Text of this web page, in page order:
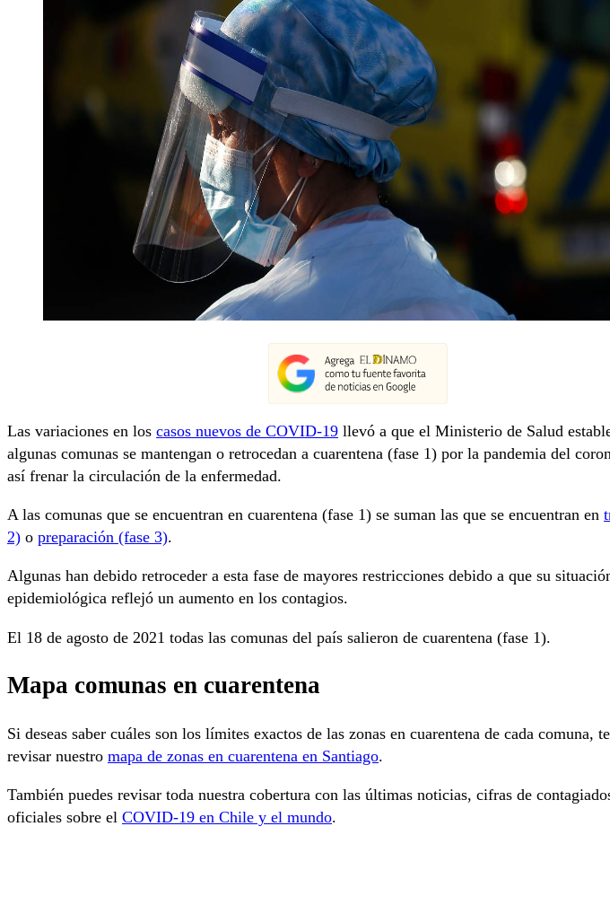
Las variaciones en los casos nuevos de COVID-19 llevó a que el Ministerio de Salud
algunas comunas se mantengan o retrocedan a cuarentena (fase 1) por la pandemia del
así frenar la circulación de la enfermedad.
A las comunas que se encuentran en cuarentena (fase 1) se suman las que se encuentran en
2) o preparación (fase 3).
Algunas han debido retroceder a esta fase de mayores restricciones debido a que su
epidemiológica reflejó un aumento en los contagios.
El 18 de agosto de 2021 todas las comunas del país salieron de cuarentena (fase 1).
Mapa comunas en cuarentena
Si deseas saber cuáles son los límites exactos de las zonas en cuarentena de cada comuna,
revisar nuestro mapa de zonas en cuarentena en Santiago.
También puedes revisar toda nuestra cobertura con las últimas noticias, cifras de
oficiales sobre el COVID-19 en Chile y el mundo.